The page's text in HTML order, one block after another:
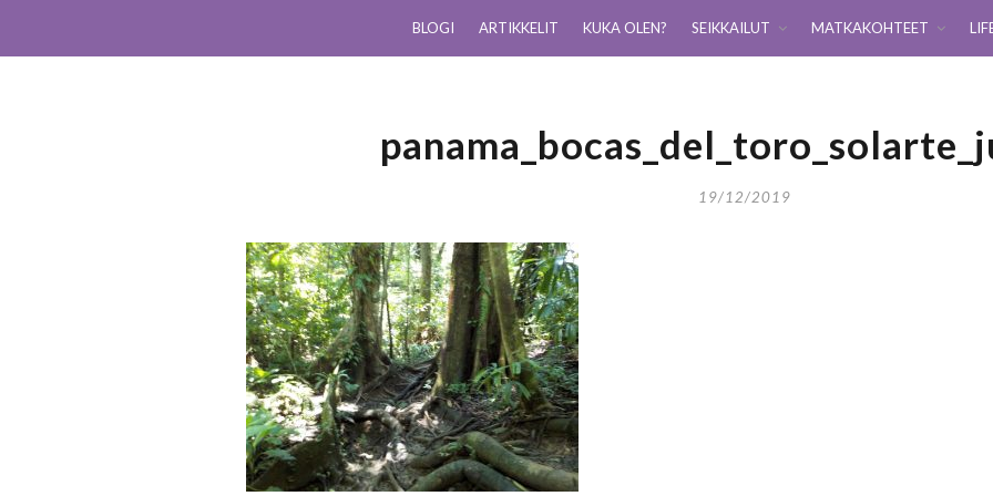
BLOGI ARTIKKELIT KUKA OLEN? SEIKKAILUT MATKAKOHTEET
19/12/2019